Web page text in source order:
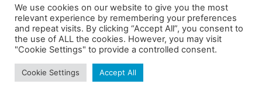
Germany
Reports
Travel & Leisure
We use cookies on our website to give you the most
relevant experience by remembering your preferences
and repeat visits. By clicking “Accept All”, you consent to
the use of ALL the cookies. However, you may visit
"Cookie Settings" to provide a controlled consent.
Cookie Settings Accept All